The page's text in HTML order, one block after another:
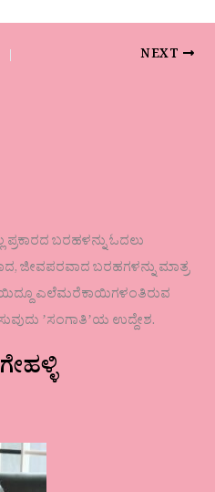
NEXT
ಬರಹಳನ್ನು ಓದಲು
ಜೀವಪರವಾದ ಬರಹಗಳನ್ನು ಮಾತ್ರ
ಎಲೆಮರೆಕಾಯಿಗಳಂತಿರುವ
ʼಸಂಗಾತಿʼಯ ಉದ್ದೇಶ.